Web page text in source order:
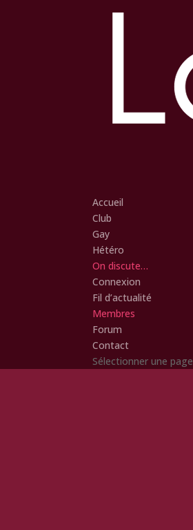
Accueil
Club
Gay
Hétéro
On discute…
Connexion
Fil d’actualité
Membres
Forum
Contact
Sélectionner une page